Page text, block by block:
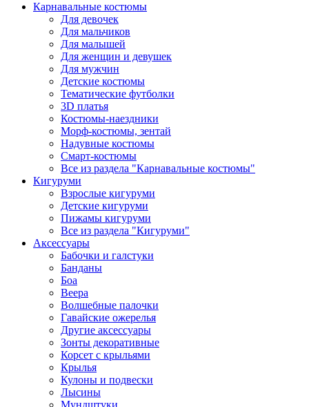
Карнавальные костюмы
Для девочек
Для мальчиков
Для малышей
Для женщин и девушек
Для мужчин
Детские костюмы
Тематические футболки
3D платья
Костюмы-наездники
Морф-костюмы, зентай
Надувные костюмы
Смарт-костюмы
Все из раздела "Карнавальные костюмы"
Кигуруми
Взрослые кигуруми
Детские кигуруми
Пижамы кигуруми
Все из раздела "Кигуруми"
Аксессуары
Бабочки и галстуки
Банданы
Боа
Веера
Волшебные палочки
Гавайские ожерелья
Другие аксессуары
Зонты декоративные
Корсет с крыльями
Крылья
Кулоны и подвески
Лысины
Мундштуки